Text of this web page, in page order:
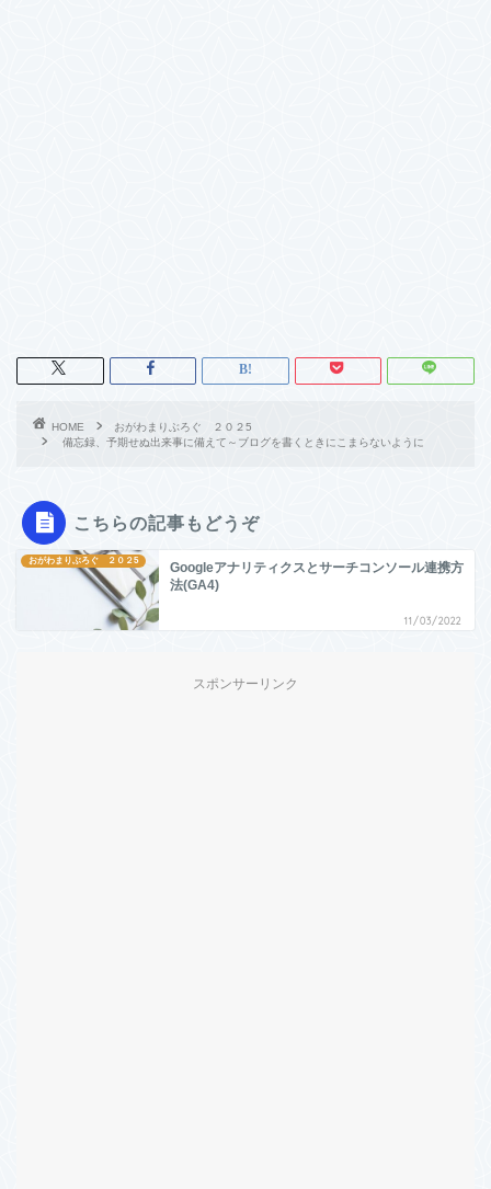
HOME
おがわまりぶろぐ ２０２5
備忘録、予期せぬ出来事に備えて～ブログを書くときにこまらないように
こちらの記事もどうぞ
おがわまりぶろぐ ２０２5
Googleアナリティクスとサーチコンソール連携方
法(GA4)
11/03/2022
スポンサーリンク